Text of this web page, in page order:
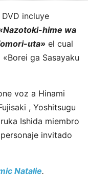
incluye
hime wa
uta» el cual
ga Sasayaku
voz a Hinami
, Yoshitsugu
Ishida miembro
invitado
Natalie.